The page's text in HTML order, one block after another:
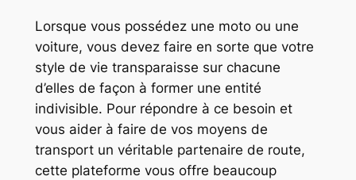
Lorsque vous possédez une moto ou une
voiture, vous devez faire en sorte que votre
style de vie transparaisse sur chacune
d’elles de façon à former une entité
indivisible. Pour répondre à ce besoin et
vous aider à faire de vos moyens de
transport un véritable partenaire de route,
cette plateforme vous offre beaucoup